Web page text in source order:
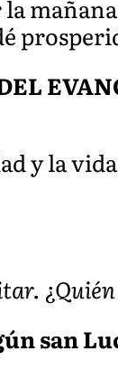
y la
san